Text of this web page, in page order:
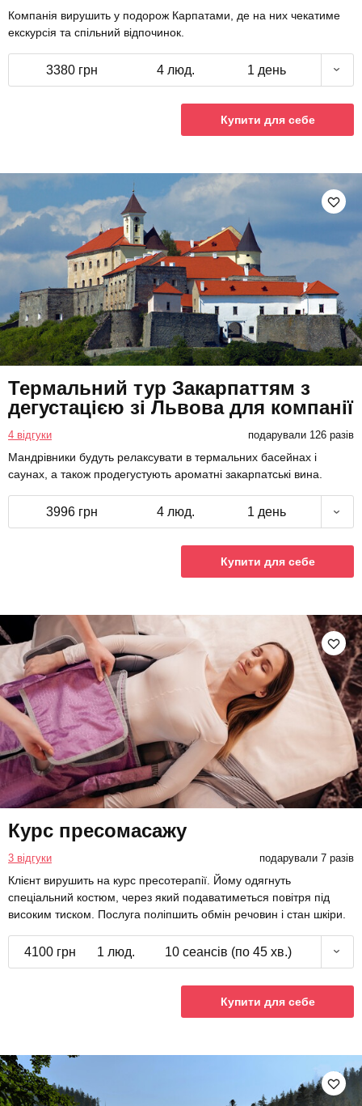
Компанія вирушить у подорож Карпатами, де на них чекатиме
екскурсія та спільний відпочинок.
3380 грн 4 люд. 1 день
Купити для себе
Термальний тур Закарпаттям з
дегустацією зі Львова для компанії
4 відгуки подарували 126 разів
Мандрівники будуть релаксувати в термальних басейнах і
саунах, а також продегустують ароматні закарпатські вина.
3996 грн 4 люд. 1 день
Купити для себе
Курс пресомасажу
3 відгуки подарували 7 разів
Клієнт вирушить на курс пресотерапії. Йому одягнуть
спеціальний костюм, через який подаватиметься повітря під
високим тиском. Послуга поліпшить обмін речовин і стан шкіри.
4100 грн 1 люд. 10 сеансів (по 45 хв.)
Купити для себе